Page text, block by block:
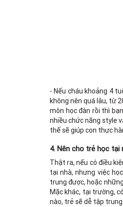
- Nếu cháu khoảng 4
không nên quá lâu, từ
môn học đàn rồi thì
nhiều chức năng style
thế sẽ giúp con thực
4. Nên cho trẻ học
Thật ra, nếu có điều
tại nhà, nhưng việc
trung được, hoặc
Mặc khác, tại trường,
nào, trẻ sẽ dễ tập trung